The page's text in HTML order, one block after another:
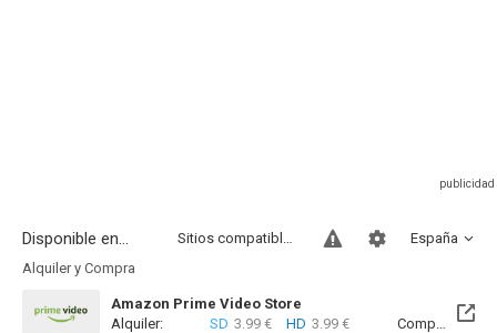
Disponible en... España
Sitios compatibles
Alquiler y Compra
Amazon Prime Video Store
Alquiler:
SD 3.99 € HD 3.99 € Compra: SD